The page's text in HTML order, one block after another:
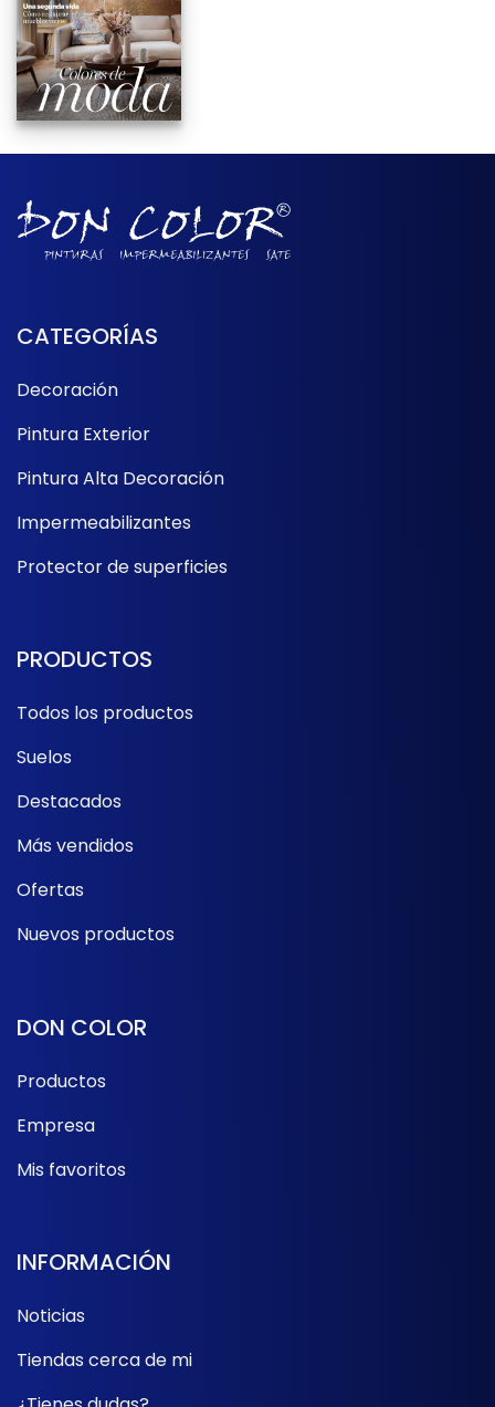
CATEGORÍAS
Decoración
Pintura Exterior
Pintura Alta Decoración
Impermeabilizantes
Protector de superficies
PRODUCTOS
Todos los productos
Suelos
Destacados
Más vendidos
Ofertas
Nuevos productos
DON COLOR
Productos
Empresa
Mis favoritos
INFORMACIÓN
Noticias
Tiendas cerca de mi